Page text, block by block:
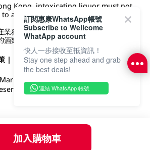
加入購物車
Kong, intoxicating liquor must not
a minor (under 18) in the course of
務過程中，向未成年人 (18 歲以下人士)
酒類。
| DFI零售集團
Place. The Dairy Farm Company
訂閱惠康WhatsApp帳號
Subscribe to Wellcome
WhatApp account
快人一步接收至抵資訊！
Stay one step ahead and grab
the best deals!
連結 WhatsApp 帳號